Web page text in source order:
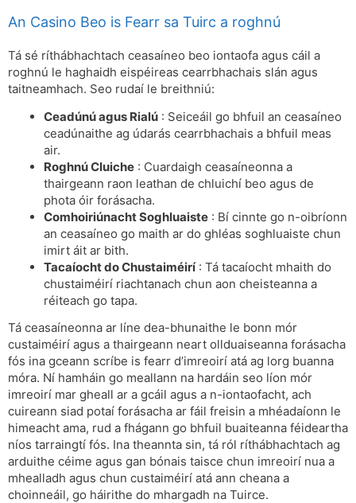
An Casino Beo is Fearr sa Tuirc a roghnú
Tá sé ríthábhachtach ceasaíneo beo iontaofa agus cáil a
roghnú le haghaidh eispéireas cearrbhachais slán agus
taitneamhach. Seo rudaí le breithniú:
Ceadúnú agus Rialú : Seiceáil go bhfuil an ceasaíneo
ceadúnaithe ag údarás cearrbhachais a bhfuil meas
air.
Roghnú Cluiche : Cuardaigh ceasaíneonna a
thairgeann raon leathan de chluichí beo agus de
phota óir forásacha.
Comhoiriúnacht Soghluaiste : Bí cinnte go n-oibríonn
an ceasaíneo go maith ar do ghléas soghluaiste chun
imirt áit ar bith.
Tacaíocht do Chustaiméirí: Tá tacaíocht mhaith do
chustaiméirí riachtanach chun aon cheisteanna a
réiteach go tapa.
Tá ceasaíneonna ar líne dea-bhunaithe le bonn mór
custaiméirí agus a thairgeann neart ollduaiseanna forásacha
fós ina gceann scríbe is fearr d’imreoirí atá ag lorg buanna
móra. Ní hamháin go meallann na hardáin seo líon mór
imreoirí mar gheall ar a gcáil agus a n-iontaofacht, ach
cuireann siad potaí forásacha ar fáil freisin a mhéadaíonn le
himeacht ama, rud a fhágann go bhfuil buaiteanna féideartha
níos tarraingtí fós. Ina theannta sin, tá ról ríthábhachtach ag
arduithe céime agus gan bónais taisce chun imreoirí nua a
mhealladh agus chun custaiméirí atá ann cheana a
choinneáil, go háirithe do mhargadh na Tuirce.